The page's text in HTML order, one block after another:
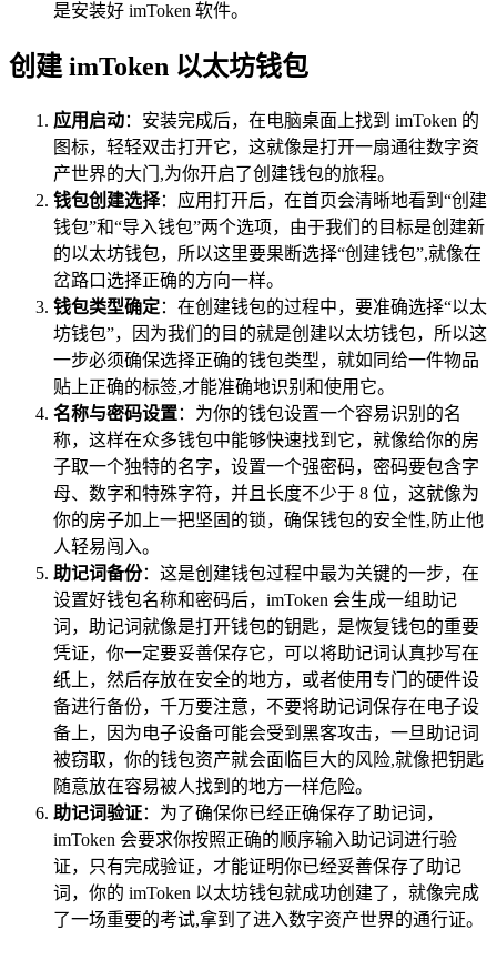
是安装好 imToken 软件。
创建 imToken 以太坊钱包
应用启动：安装完成后，在电脑桌面上找到 imToken 的
图标，轻轻双击打开它，这就像是打开一扇通往数字资
产世界的大门,为你开启了创建钱包的旅程。
钱包创建选择：应用打开后，在首页会清晰地看到“创建
钱包”和“导入钱包”两个选项，由于我们的目标是创建新
的以太坊钱包，所以这里要果断选择“创建钱包”,就像在
岔路口选择正确的方向一样。
钱包类型确定：在创建钱包的过程中，要准确选择“以太
坊钱包”，因为我们的目的就是创建以太坊钱包，所以这
一步必须确保选择正确的钱包类型，就如同给一件物品
贴上正确的标签,才能准确地识别和使用它。
名称与密码设置：为你的钱包设置一个容易识别的名
称，这样在众多钱包中能够快速找到它，就像给你的房
子取一个独特的名字，设置一个强密码，密码要包含字
母、数字和特殊字符，并且长度不少于 8 位，这就像为
你的房子加上一把坚固的锁，确保钱包的安全性,防止他
人轻易闯入。
助记词备份：这是创建钱包过程中最为关键的一步，在
设置好钱包名称和密码后，imToken 会生成一组助记
词，助记词就像是打开钱包的钥匙，是恢复钱包的重要
凭证，你一定要妥善保存它，可以将助记词认真抄写在
纸上，然后存放在安全的地方，或者使用专门的硬件设
备进行备份，千万要注意，不要将助记词保存在电子设
备上，因为电子设备可能会受到黑客攻击，一旦助记词
被窃取，你的钱包资产就会面临巨大的风险,就像把钥匙
随意放在容易被人找到的地方一样危险。
助记词验证：为了确保你已经正确保存了助记词，
imToken 会要求你按照正确的顺序输入助记词进行验
证，只有完成验证，才能证明你已经妥善保存了助记
词，你的 imToken 以太坊钱包就成功创建了，就像完成
了一场重要的考试,拿到了进入数字资产世界的通行证。